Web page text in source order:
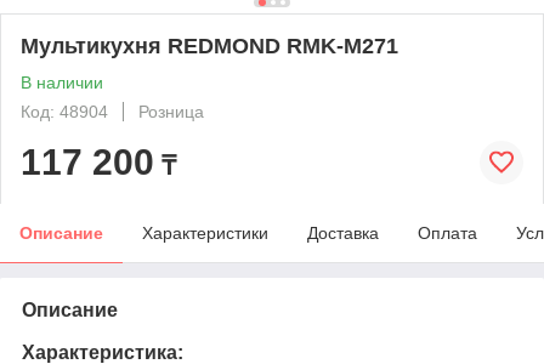
Мультикухня REDMOND RMK-M271
В наличии
Код: 48904
Розница
117 200 ₸
Описание Характеристики Доставка Оплата
Описание
Характеристика: